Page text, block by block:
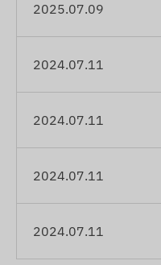
2025.07.09
2024.07.11
2024.07.11
2024.07.11
2024.07.11